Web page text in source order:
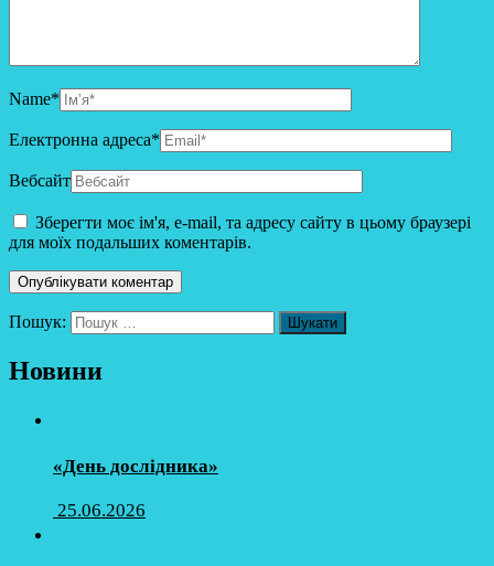
Name*
Електронна адреса*
Вебсайт
Зберегти моє ім'я, e-mail, та адресу сайту в цьому браузері
для моїх подальших коментарів.
Пошук:
Новини
«День дослідника»
25.06.2026